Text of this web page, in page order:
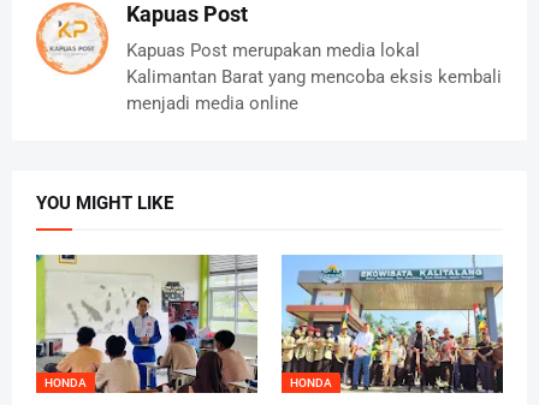
Kapuas Post
Kapuas Post merupakan media lokal
Kalimantan Barat yang mencoba eksis kembali
menjadi media online
YOU MIGHT LIKE
HONDA HONDA